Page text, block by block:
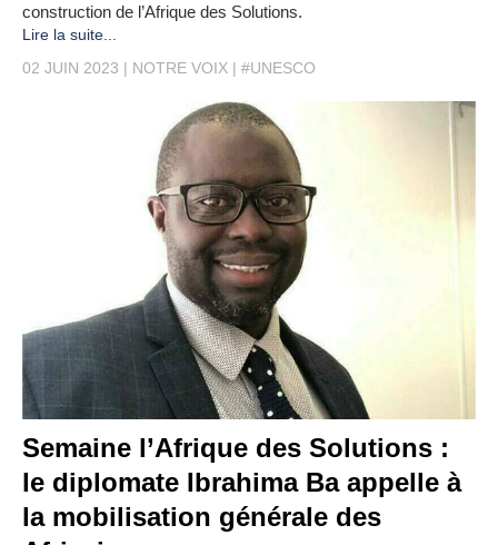
construction de l’Afrique des Solutions.
Lire la suite...
02 JUIN 2023
NOTRE VOIX #UNESCO
Semaine l’Afrique des Solutions :
le diplomate Ibrahima Ba appelle à
la mobilisation générale des